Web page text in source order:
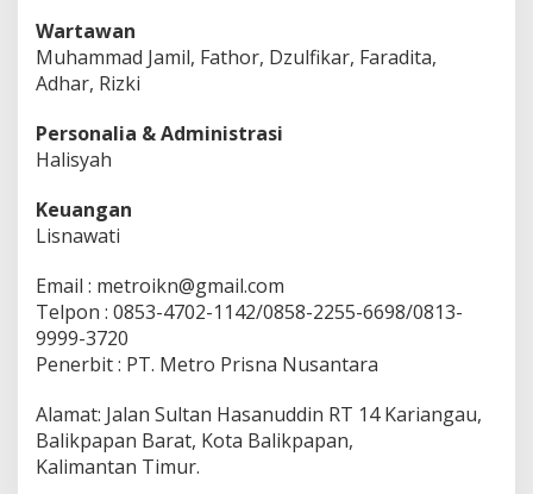
Wartawan
Muhammad Jamil, Fathor, Dzulfikar, Faradita,
Adhar, Rizki
Personalia & Administrasi
Halisyah
Keuangan
Lisnawati
Email : metroikn@gmail.com
Telpon : 0853-4702-1142/0858-2255-6698/0813-
9999-3720
Penerbit : PT. Metro Prisna Nusantara
Alamat: Jalan Sultan Hasanuddin RT 14 Kariangau,
Balikpapan Barat, Kota Balikpapan,
Kalimantan Timur.